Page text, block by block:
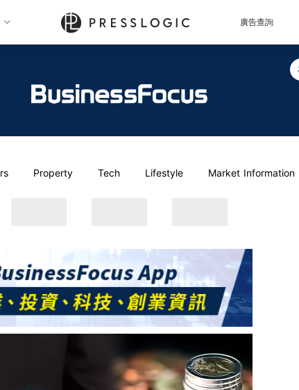
廣告查詢
Property Tech Lifestyle Market Information